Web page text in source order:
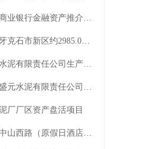
内蒙古农村商业银行金融资产推介专区
项目推介丨牙克石市新区约2985.09亩国有耕地(旱地)经营权出租
牙克石蒙西水泥有限责任公司生产厂区资产盘活
鄂尔多斯市盛元水泥有限责任公司厂区资产盘活
厂厂区资产盘活项目
呼和浩特市中山西路（原假日酒店）2.5万㎡商业综合体招租